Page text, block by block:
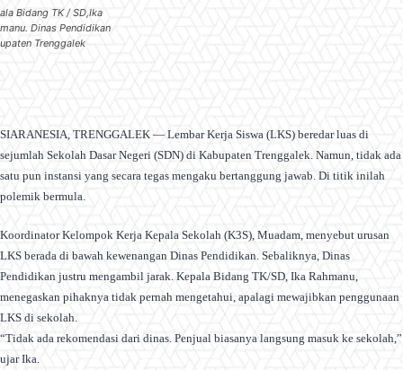
Bidang TK / SD,Ika
Dinas Pendidikan
Trenggalek
SIARANESIA, TRENGGALEK — Lembar Kerja Siswa (LKS) beredar luas di
sejumlah Sekolah Dasar Negeri (SDN) di Kabupaten Trenggalek. Namun, tidak ada
satu pun instansi yang secara tegas mengaku bertanggung jawab. Di titik inilah
polemik bermula.
Koordinator Kelompok Kerja Kepala Sekolah (K3S), Muadam, menyebut urusan
LKS berada di bawah kewenangan Dinas Pendidikan. Sebaliknya, Dinas
Pendidikan justru mengambil jarak. Kepala Bidang TK/SD, Ika Rahmanu,
menegaskan pihaknya tidak pernah mengetahui, apalagi mewajibkan penggunaan
LKS di sekolah.
“Tidak ada rekomendasi dari dinas. Penjual biasanya langsung masuk ke sekolah,”
ujar Ika.